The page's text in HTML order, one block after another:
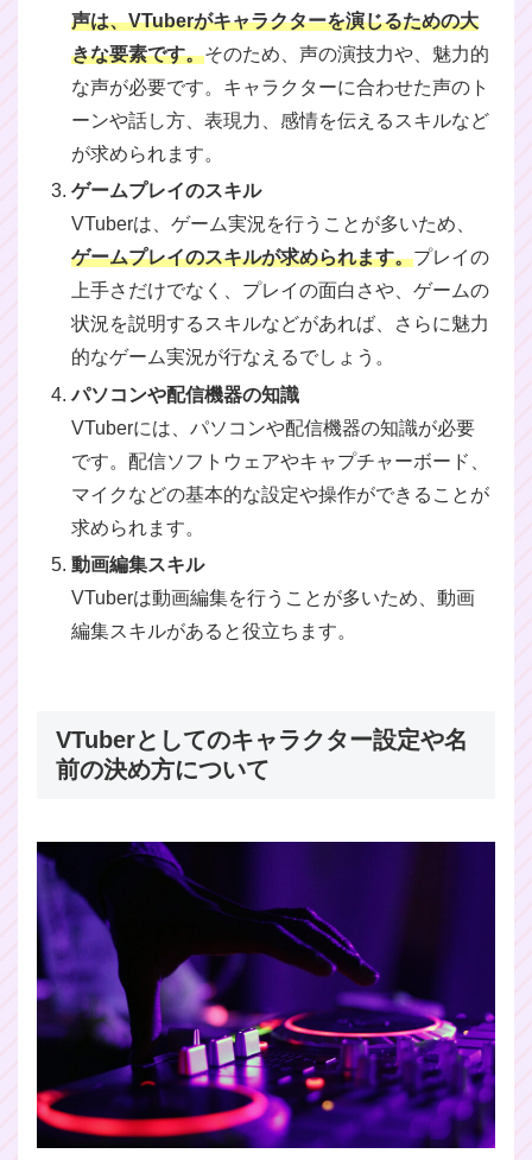
声は、VTuberがキャラクターを演じるための大
きな要素です。そのため、声の演技力や、魅力的
な声が必要です。キャラクターに合わせた声のト
ーンや話し方、表現力、感情を伝えるスキルなど
が求められます。
ゲームプレイのスキル
VTuberは、ゲーム実況を行うことが多いため、
ゲームプレイのスキルが求められます。プレイの
上手さだけでなく、プレイの面白さや、ゲームの
状況を説明するスキルなどがあれば、さらに魅力
的なゲーム実況が行なえるでしょう。
パソコンや配信機器の知識
VTuberには、パソコンや配信機器の知識が必要
です。配信ソフトウェアやキャプチャーボード、
マイクなどの基本的な設定や操作ができることが
求められます。
動画編集スキル
VTuberは動画編集を行うことが多いため、動画
編集スキルがあると役立ちます。
VTuberとしてのキャラクター設定や名
前の決め方について